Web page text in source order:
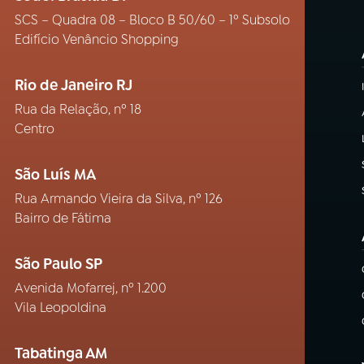
SCS – Quadra 08 – Bloco B 50/60 – 1º Subsolo
Edifício Venâncio Shopping
Rio de Janeiro RJ
Rua da Relação, nº 18
Centro
São Luís MA
Rua Armando Vieira da Silva, nº 126
Bairro de Fátima
São Paulo SP
Avenida Mofarrej, nº 1.200
Vila Leopoldina
Tabatinga AM